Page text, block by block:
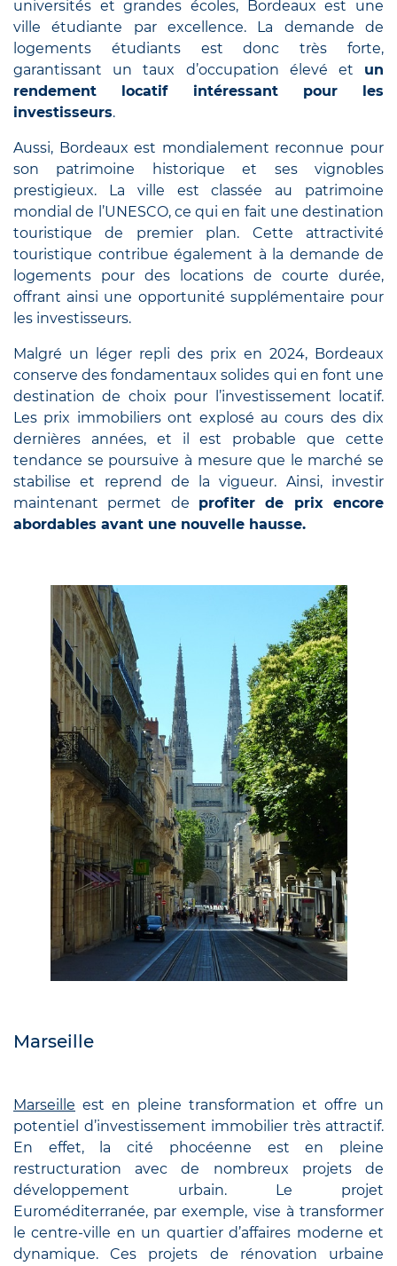
universités et grandes écoles, Bordeaux est une
ville étudiante par excellence. La demande de
logements étudiants est donc très forte,
garantissant un taux d’occupation élevé et un
rendement locatif intéressant pour les
investisseurs.
Aussi, Bordeaux est mondialement reconnue pour
son patrimoine historique et ses vignobles
prestigieux. La ville est classée au patrimoine
mondial de l’UNESCO, ce qui en fait une destination
touristique de premier plan. Cette attractivité
touristique contribue également à la demande de
logements pour des locations de courte durée,
offrant ainsi une opportunité supplémentaire pour
les investisseurs.
Malgré un léger repli des prix en 2024, Bordeaux
conserve des fondamentaux solides qui en font une
destination de choix pour l’investissement locatif.
Les prix immobiliers ont explosé au cours des dix
dernières années, et il est probable que cette
tendance se poursuive à mesure que le marché se
stabilise et reprend de la vigueur. Ainsi, investir
maintenant permet de profiter de prix encore
abordables avant une nouvelle hausse.
Marseille
Marseille est en pleine transformation et offre un
potentiel d’investissement immobilier très attractif.
En effet, la cité phocéenne est en pleine
restructuration avec de nombreux projets de
développement urbain. Le projet
Euroméditerranée, par exemple, vise à transformer
le centre-ville en un quartier d’affaires moderne et
dynamique. Ces projets de rénovation urbaine